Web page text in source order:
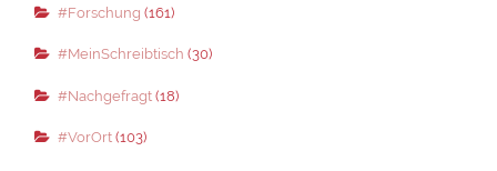
#Forschung (161)
#MeinSchreibtisch (30)
#Nachgefragt(18)
#VorOrt(103)